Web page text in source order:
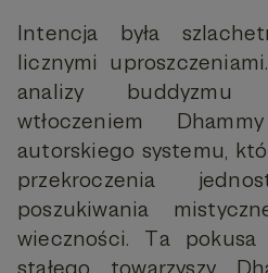
Intencja była
licznymi
analizy buddyzmu
wtłoczeniem
autorskiego systemu,
przekroczenia
poszukiwania
wieczności. Ta
stałego towarzyszy